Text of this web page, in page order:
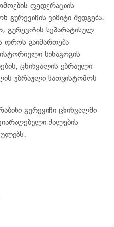
ფედერაციის
გურევიჩის ვიზიტი შედგება.
გურევიჩის სეპარატისულ
დროს გაიმართება
სინაგოგის
ცხინვალის ებრაული
ებრაული სათვისტომოს
გურევიჩი ცხინვალში
ძალების